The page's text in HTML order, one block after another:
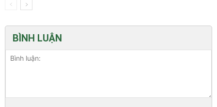
BÌNH LUẬN